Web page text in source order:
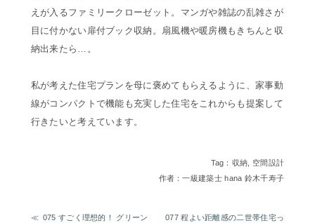
えが入るファミリークローゼット。マンガや雑誌の乱雑さが
目に付かない扉付ブック収納。扇風機や暖房機もきちんと収
納出来たら…。
私が考えた住宅プランを母に褒めてもらえるように、家事動
線がコンパクトで機能も充実した住宅をこれからも提案して
行きたいと考えています。
Tag： 収納
空間設計
作者：一級建築士 hana 鈴木千寿子
075 すごく理想的！ グリーン
077 程よい距離感の二世帯住宅っ